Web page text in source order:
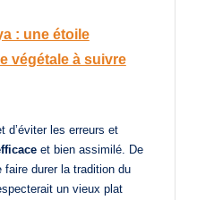
: une étoile
végétale à suivre
d’éviter les erreurs et
et bien assimilé. De
faire durer la tradition du
un vieux plat